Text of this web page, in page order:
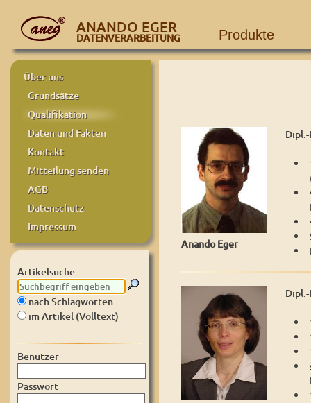
ANANDO EGER
DATENVERARBEITUNG Produkte
Über uns
Grundsätze
Qualifikation
Daten und Fakten
Kontakt
Mitteilung senden
AGB
Datenschutz
Impressum
Artikelsuche
nach Schlagworten
im Artikel (Volltext)
Benutzer
Passwort
Anando Eger